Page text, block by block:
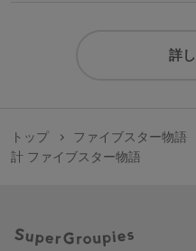
詳
トップ ファイブスター物語
計 ファイブスター物語